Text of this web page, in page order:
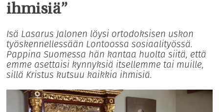
Tule mukaan
Yhteystiedot
ihmisiä”
Isä Lasarus Jalonen löysi ortodoksisen uskon
työskennellessään Lontoossa sosiaalityössä.
Pappina Suomessa hän kantaa huolta siitä, että
emme asettaisi kynnyksiä itsellemme tai muille,
sillä Kristus kutsuu kaikkia ihmisiä.